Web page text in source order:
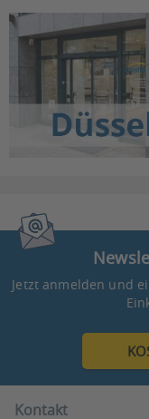
Jetzt anmelden und
Kontakt